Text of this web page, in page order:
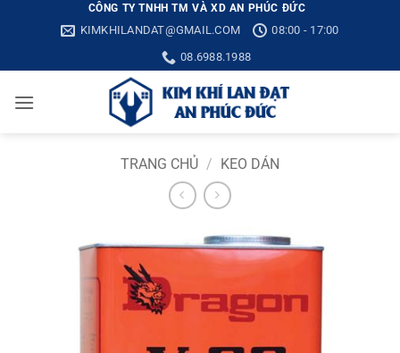
CÔNG TY TNHH TM VÀ XD AN PHÚC ĐỨC
KIMKHILANDAT@GMAIL.COM
08:00 - 17:00
08.6988.1988
TRANG CHỦ / KEO DÁN